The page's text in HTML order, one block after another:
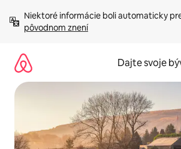
obsah.
Niektoré informácie boli automaticky
pôvodnom znení
Dajte svoje